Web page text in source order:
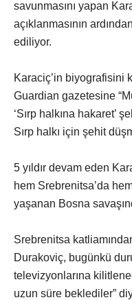
savunmasını yapan
açıklanmasının
ediliyor.
Karaciç’in biyografisini
Guardian gazetesine
‘Sırp halkına hakaret’
Sırp halkı için şehit
5 yıldır devam eden
hem Srebrenitsa’da
yaşanan Bosna
Srebrenitsa
Durakoviç, bugünkü
televizyonlarına
uzun süre beklediler”